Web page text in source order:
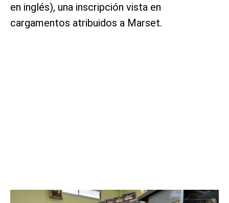
en inglés), una inscripción vista en
cargamentos atribuidos a Marset.